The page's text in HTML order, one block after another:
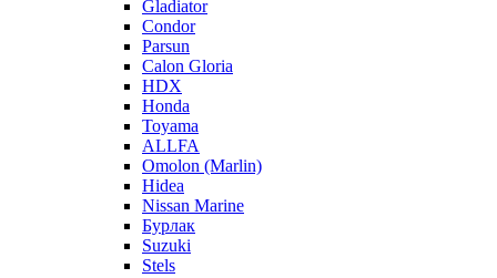
Gladiator
Condor
Parsun
Calon Gloria
HDX
Honda
Toyama
ALLFA
Omolon (Marlin)
Hidea
Nissan Marine
Бурлак
Suzuki
Stels